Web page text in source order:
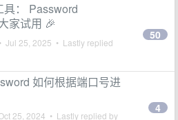
： Password
家试用 🎉
• Jul 25, 2025 • Lastly replied
50
如何根据端口号进
25, 2024 • Lastly replied by
4